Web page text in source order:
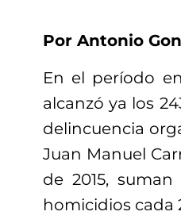
Por Antonio
En el período
alcanzó ya los
delincuencia
Juan Manuel
de 2015,
homicidios cada